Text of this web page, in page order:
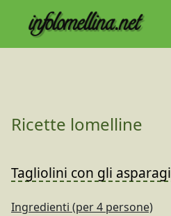
Ricette lomelline
Tagliolini con gli asparagi
Ingredienti (per 4 persone)